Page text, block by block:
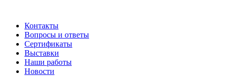
Контакты
Вопросы и ответы
Сертификаты
Выставки
Наши работы
Новости